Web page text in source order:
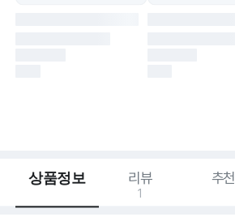
상품정보 리뷰
1
추천